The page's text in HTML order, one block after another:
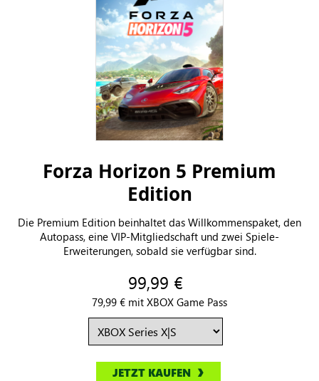
Forza Horizon 5 Premium
Edition
Die Premium Edition beinhaltet das Willkommenspaket, den
Autopass, eine VIP-Mitgliedschaft und zwei Spiele-
Erweiterungen, sobald sie verfügbar sind.
99,99 €
79,99 € mit XBOX Game Pass
JETZT KAUFEN